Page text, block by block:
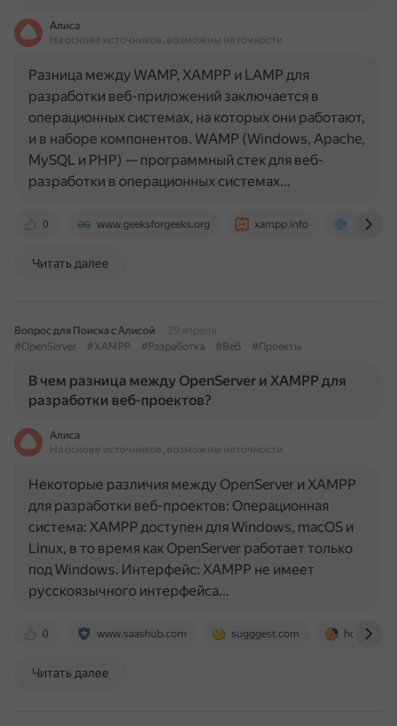
Алиса
На основе источников, возможны неточности
0 www.geeksforgeeks.org xampp.info arenda-
Разница между WAMP, XAMPP и LAMP для
разработки веб-приложений заключается в
операционных системах, на которых они работают,
и в наборе компонентов. WAMP (Windows, Apache,
MySQL и PHP) — программный стек для веб-
разработки в операционных системах…
Читать далее
Вопрос для Поиска с Алисой
29 апреля
#OpenServer
#XAMPP #Разработка #Веб #Проекты
В чем разница между OpenServer и XAMPP для
разработки веб-проектов?
Алиса
На основе источников, возможны неточности
0 www.saashub.com sugggest.com hoster.ru
Некоторые различия между OpenServer и XAMPP
для разработки веб-проектов: Операционная
система: XAMPP доступен для Windows, macOS и
Linux, в то время как OpenServer работает только
под Windows. Интерфейс: XAMPP не имеет
русскоязычного интерфейса…
Читать далее